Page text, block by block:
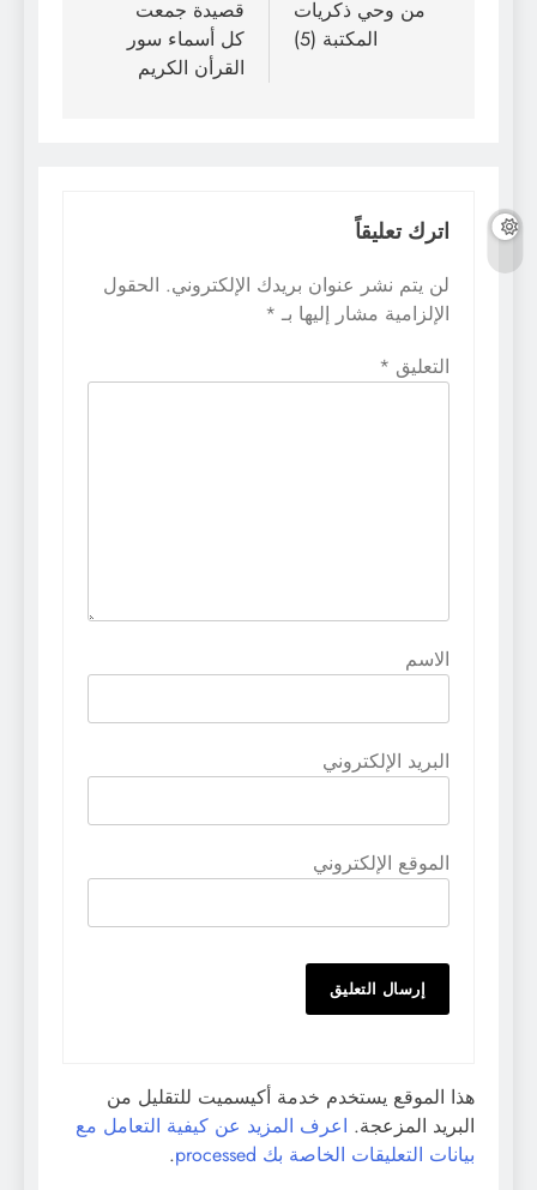
المقالات
من وحي ذكريات
المكتبة (5)
قصيدة جمعت
كل أسماء سور
القرأن الكريم
اترك تعليقاً
لن يتم نشر عنوان بريدك الإلكتروني. الحقول
الإلزامية مشار إليها بـ *
التعليق *
الاسم
البريد الإلكتروني
الموقع الإلكتروني
هذا الموقع يستخدم خدمة أكيسميت للتقليل من
البريد المزعجة. اعرف المزيد عن كيفية التعامل مع
بيانات التعليقات الخاصة بك processed
.